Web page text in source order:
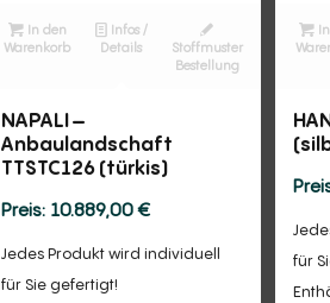
In den
Warenkorb
Infos /
Details
Stoffmuster
Bestellung
NAPALI –
Anbaulandschaft
TTSTC126 (türkis)
10.889,00€
Jedes Produkt wird individuell
für Sie gefertigt!
für